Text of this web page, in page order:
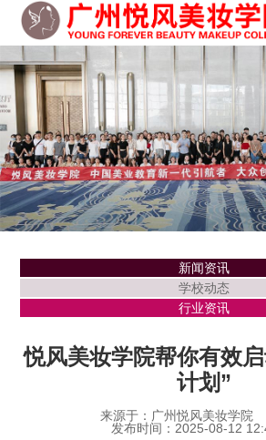
新闻资讯
学校动态
行业资讯
悦风美妆学院帮你有效
计划”
来源于：广州悦风美妆学院
发布时间：2025-08-12